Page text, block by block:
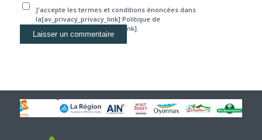
J'accepte les termes et conditions énoncées dans
la[av_privacy_privacy_link] Politique de
confidentialité[/av_privacy_link].